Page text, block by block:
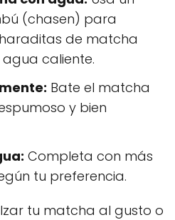
(chasen) para
de matcha
caliente.
Bate el matcha
y bien
Completa con más
tu preferencia.
tu matcha al gusto o